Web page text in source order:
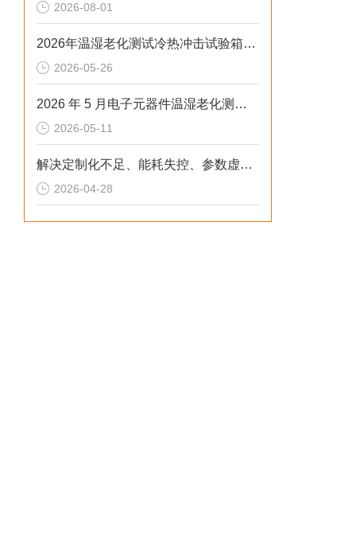
2026-08-01
2026年温湿老化测试冷热冲击试验箱排行榜：解决精度差、数据无效等核心痛点
2026-05-26
2026 年 5 月电子元器件温湿老化测试：冷热冲击不稳、数据无效？这样解决
2026-05-11
解决定制化不足、能耗失控、参数虚标痛点的2026选型标准
2026-04-28